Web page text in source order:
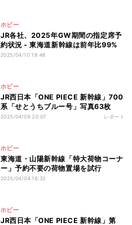
ホビー
JR各社、2025年GW期間の指定席予
約状況 - 東海道新幹線は前年比99%
2025/04/10 19:48
ホビー
JR西日本「ONE PIECE 新幹線」700
系「せとうちブルー号」写真63枚
2025/04/09 20:07 レポート
ホビー
東海道・山陽新幹線「特大荷物コーナ
ー」予約不要の荷物置場を試行
2025/04/04 16:32
ホビー
JR西日本「ONE PIECE 新幹線」第